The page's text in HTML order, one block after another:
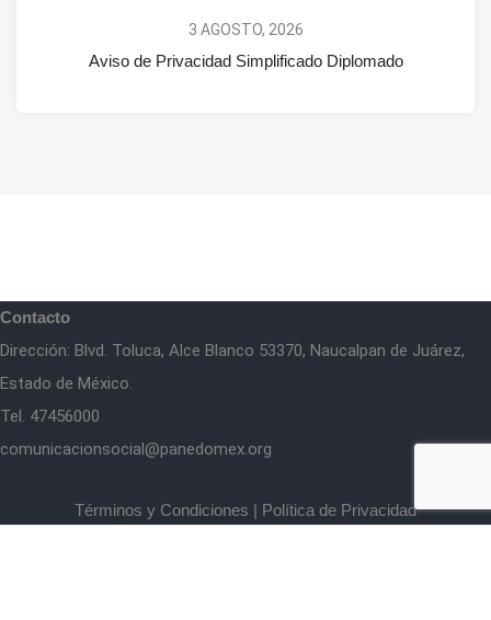
3 AGOSTO, 2026
Aviso de Privacidad Simplificado Diplomado
Contacto
Dirección: Blvd. Toluca, Alce Blanco 53370, Naucalpan de Juárez,
Estado de México.
Tel. 47456000
comunicacionsocial@panedomex.org
Términos y Condiciones | Política de Privacidad